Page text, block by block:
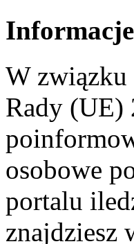
W związku
Rady (UE)
osobowe
portalu
znajdziesz